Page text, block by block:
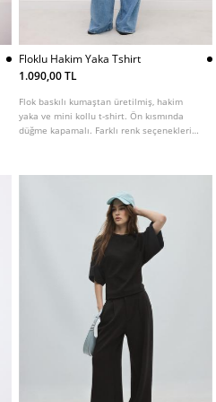
Floklu Hakim Yaka Tshirt
1.090,00 TL
Flok baskılı kumaştan üretilmiş, hakim
yaka ve mini kollu t-shirt. Ön kısmında
düğme kapamalı. Farklı renk seçenekleri